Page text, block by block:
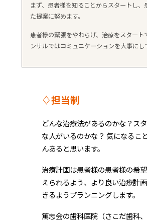
まず、患者様を知ることからスタートし、
た提案に努めます。
患者様の緊張をやわらげ、治療をスタート
ンサルではコミュニケーションを大事にし
♢担当制
どんな治療法があるのかな？ス
な人がいるのかな？ 気になるこ
んあると思います。
治療計画は患者様の患者様の希
えられるよう、より良い治療計
きるようプランニングします。
篤志会の歯科医院（さこだ歯科